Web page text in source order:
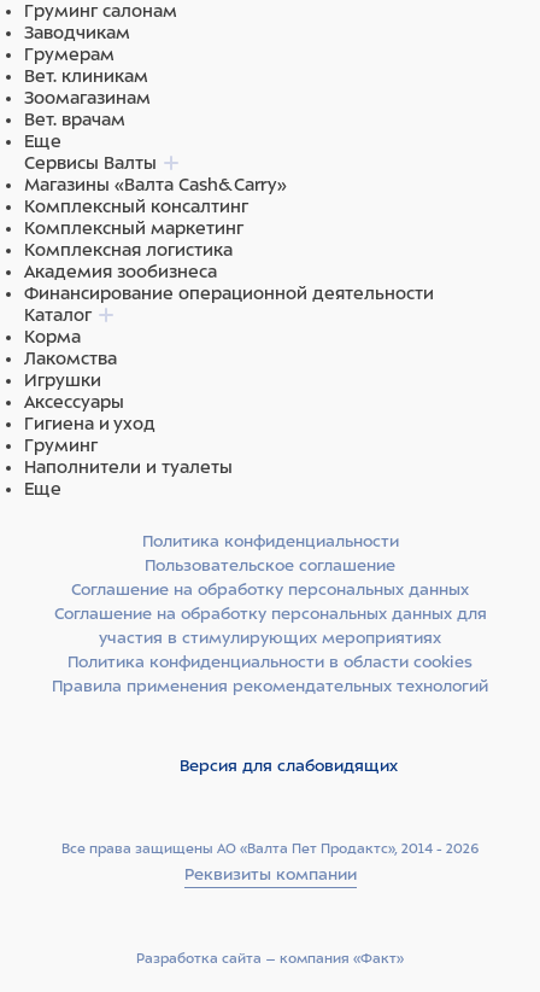
Груминг салонам
Заводчикам
Грумерам
Вет. клиникам
Зоомагазинам
Вет. врачам
Еще
Сервисы Валты
Магазины «Валта Cash&Carry»
Комплексный консалтинг
Комплексный маркетинг
Комплексная логистика
Академия зообизнеса
Финансирование операционной деятельности
Каталог
Корма
Лакомства
Игрушки
Аксессуары
Гигиена и уход
Груминг
Наполнители и туалеты
Еще
Все права защищены АО «Валта Пет Продактс», 2014 - 2026
Реквизиты компании
Политика конфиденциальности
Пользовательское соглашение
Соглашение на обработку персональных данных
Соглашение на обработку персональных данных для
участия в стимулирующих мероприятиях
Политика конфиденциальности в области cookies
Правила применения рекомендательных технологий
Версия для слабовидящих
Разработка сайта –­ компания «Факт»